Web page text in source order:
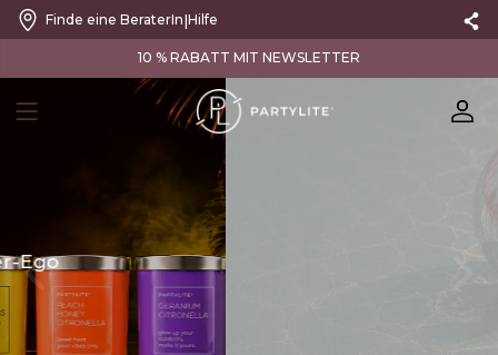
Finde eine BeraterIn|Hilfe
VERSANDKOSTENFREI AB 100 €
SOLAR PULSE
neon heat.
tropical air.
sun-charged.
NEUE SOMMER KOLLEKTION